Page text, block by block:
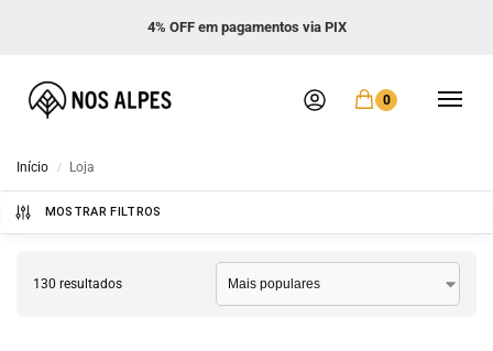
Frete GRÁTIS acima de R$ 299
0
Início / Loja
MOSTRAR FILTROS
130 resultados